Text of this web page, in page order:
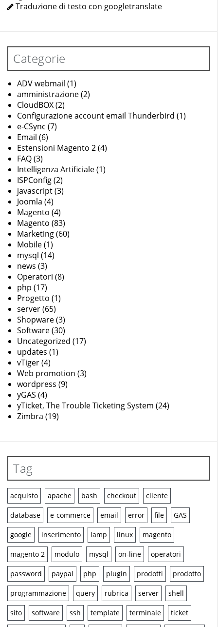
Traduzione di testo con googletranslate
Categorie
ADV webmail (1)
amministrazione(2)
CloudBOX(2)
Configurazione account email Thunderbird (1)
e-CSync (7)
Email (6)
Estensioni Magento 2(4)
FAQ(3)
Intelligenza Artificiale(1)
ISPConfig(2)
javascript(3)
Joomla (4)
Magento (4)
Magento (83)
Marketing(60)
Mobile(1)
mysql (14)
news (3)
Operatori (8)
php (17)
Progetto (1)
server(65)
Shopware(3)
Software(30)
Uncategorized (17)
updates (1)
vTiger(4)
Web promotion (3)
wordpress (9)
yGAS (4)
yTicket, The Trouble Ticketing System (24)
Zimbra (19)
Tag
acquisto apache bash checkout cliente
database e-commerce email error file GAS
google inserimento lamp linux magento
magento 2 modulo mysql on-line operatori
password paypal php plugin prodotti prodotto
programmazione query rubrica server shell
sito software ssh template terminale ticket